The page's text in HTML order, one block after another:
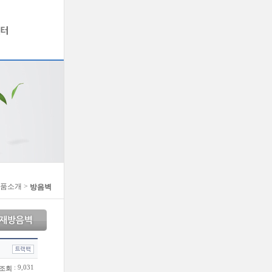
소개 > 방음벽
조회 : 9,031